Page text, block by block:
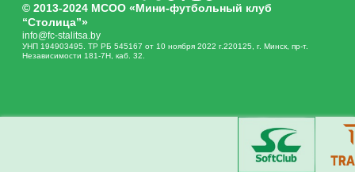
© 2013-2024 МСОО «Мини-футбольный клуб
“Столица”»
info@fc-stalitsa.by
УНП 194903495. ТР РБ 545167 от 10 ноября 2022 г.220125, г. Минск, пр-т.
Независимости 181-7Н, каб. 32.